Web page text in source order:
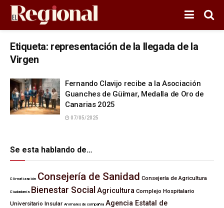
Etiqueta: representación de la llegada de la
Virgen
Fernando Clavijo recibe a la Asociación
Guanches de Güímar, Medalla de Oro de
Canarias 2025
07/05/2025
Se esta hablando de…
Climatización Consejería de Sanidad Consejería de Agricultura
Ciudadanía Bienestar Social Agricultura Complejo Hospitalario
Universitario Insular Animales de compañía Agencia Estatal de